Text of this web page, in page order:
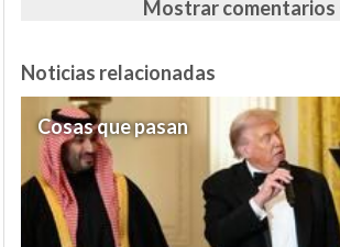
Mostrar comentarios
Noticias relacionadas
Cosas que pasan